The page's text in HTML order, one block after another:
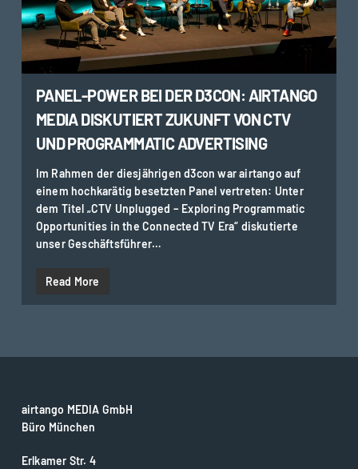
PANEL-POWER BEI DER D3CON: AIRTANGO
MEDIA DISKUTIERT ZUKUNFT VON CTV
UND PROGRAMMATIC ADVERTISING
Im Rahmen der diesjährigen d3con war airtango auf
einem hochkarätig besetzten Panel vertreten: Unter
dem Titel „CTV Unplugged – Exploring Programmatic
Opportunities in the Connected TV Era“ diskutierte
unser Geschäftsführer…
Read More
airtango MEDIA GmbH
Büro München
Erlkamer Str. 4